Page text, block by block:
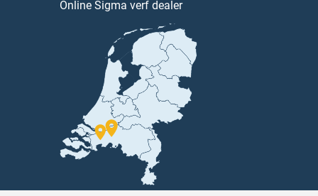
Online Sigma verf dealer